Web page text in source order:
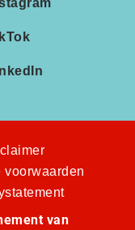
voorwaarden
van